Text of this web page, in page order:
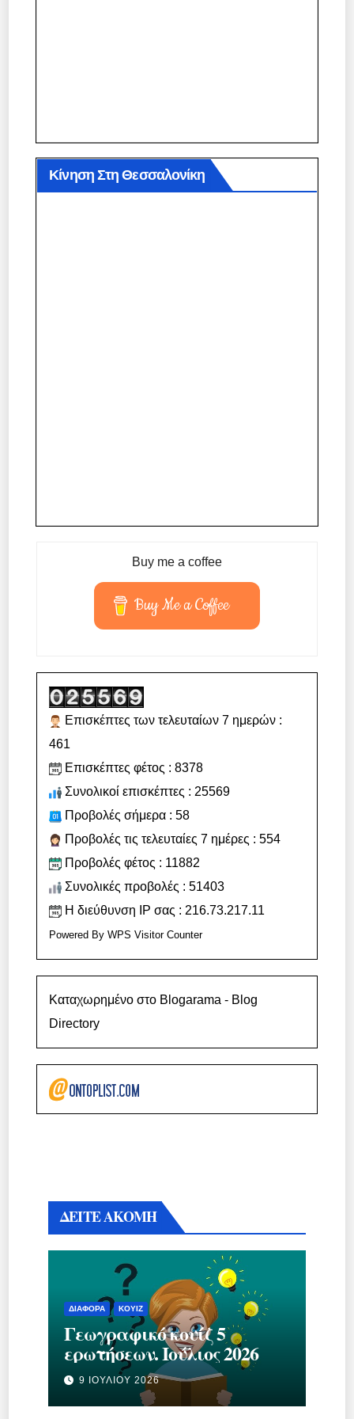
Κίνηση Στη Θεσσαλονίκη
Buy me a coffee
Buy Me a Coffee
Επισκέπτες των τελευταίων 7 ημερών :
461
Επισκέπτες φέτος : 8378
Συνολικοί επισκέπτες : 25569
Προβολές σήμερα : 58
Προβολές τις τελευταίες 7 ημέρες : 554
Προβολές φέτος : 11882
Συνολικές προβολές : 51403
Η διεύθυνση IP σας : 216.73.217.11
Powered ByWPS Visitor Counter
Καταχωρημένο στο Blogarama - Blog
Directory
ΔΕΙΤΕ ΑΚΟΜΗ
ΔΙΆΦΟΡΑ ΚΟΥΊΖ
Γεωγραφικό κουίζ 5
ερωτήσεων. Ιούλιος 2026
9 ΙΟΥΛΊΟΥ 2026